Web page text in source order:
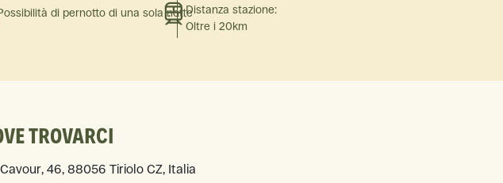
di pernotto di una sola notteDistanza stazione:
Oltre i 20km
TROVARCI
46, 88056 Tiriolo CZ, Italia